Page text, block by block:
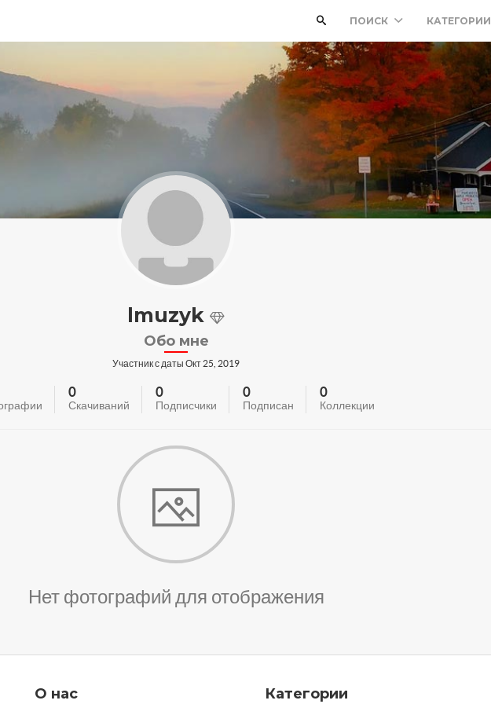
ПОИСК КАТЕГОРИИ
lmuzyk
Обо мне
Участник с даты Окт 25, 2019
0
Скачиваний
0
Подписчики
0
Подписан
0
Коллекции
Нет фотографий для отображения
О нас Категории